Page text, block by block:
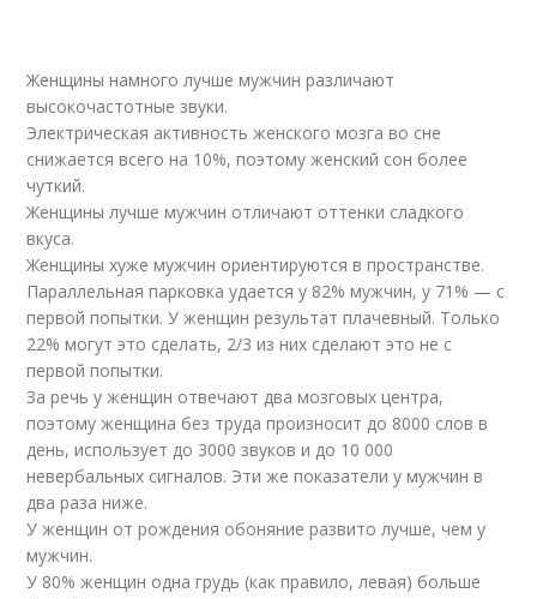
Женщины намного лучше мужчин различают
высокочастотные звуки.
Электрическая активность женского мозга во сне
снижается всего на 10%, поэтому женский сон более
чуткий.
Женщины лучше мужчин отличают оттенки сладкого
вкуса.
Женщины хуже мужчин ориентируются в пространстве.
Параллельная парковка удается у 82% мужчин, у 71% — с
первой попытки. У женщин результат плачевный. Только
22% могут это сделать, 2/3 из них сделают это не с
первой попытки.
За речь у женщин отвечают два мозговых центра,
поэтому женщина без труда произносит до 8000 слов в
день, использует до 3000 звуков и до 10 000
невербальных сигналов. Эти же показатели у мужчин в
два раза ниже.
У женщин от рождения обоняние развито лучше, чем у
мужчин.
У 80% женщин одна грудь (как правило, левая) больше